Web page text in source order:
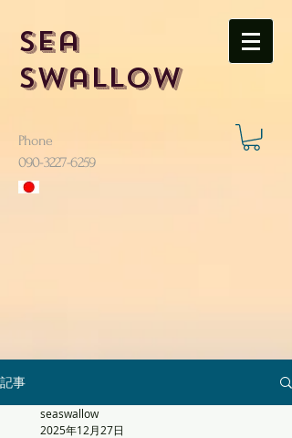
Sea
Swallow
Phone
​090-3227-6259
記事
seaswallow
2025年12月27日